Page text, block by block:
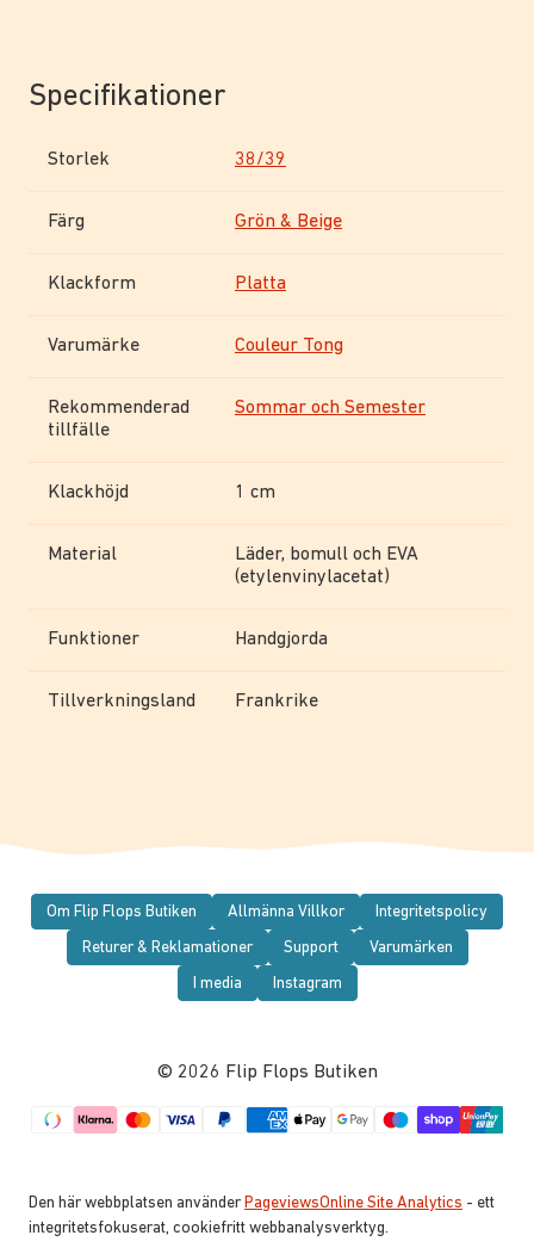
Specifikationer
Storlek 38/39
Färg Grön & Beige
Klackform Platta
Varumärke Couleur Tong
Rekommenderad
tillfälle
Sommar och Semester
Klackhöjd 1 cm
Material
Läder, bomull och EVA
(etylenvinylacetat)
Funktioner Handgjorda
Tillverkningsland Frankrike
Om Flip Flops Butiken Allmänna Villkor
Integritetspolicy
Returer & Reklamationer
Support
Varumärken
I media
Instagram
© 2026 Flip Flops Butiken
Den här webbplatsen använder PageviewsOnline Site Analytics - ett
integritetsfokuserat, cookiefritt webbanalysverktyg.